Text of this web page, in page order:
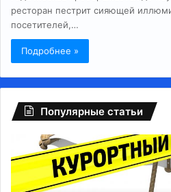
ресторан пестрит сияющей
посетителей,…
Подробнее »
Популярные статьи
Регионам
разрешили
взимать
курортный